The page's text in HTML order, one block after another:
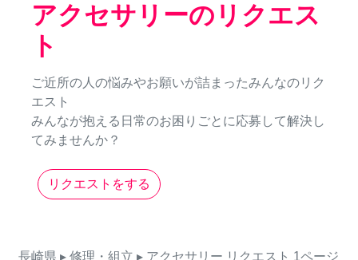
アクセサリーのリクエス
ト
ご近所の人の悩みやお願いが詰まったみんなのリク
エスト
みんなが抱える日常のお困りごとに応募して解決し
てみませんか？
リクエストをする
長崎県 ▸ 修理・組立 ▸ アクセサリー リクエスト 1ページ